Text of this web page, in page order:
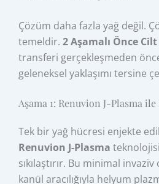
Çözüm daha fazla yağ değil.
temeldir.2 Aşamalı Önce
transferi gerçekleşmeden
geleneksel yaklaşımı tersine
Aşama 1: Renuvion J-Plasma ile
Tek bir yağ hücresi enjekte
Renuvion J-Plasma
sıkılaştırır. Bu minimal
kanül aracılığıyla helyum